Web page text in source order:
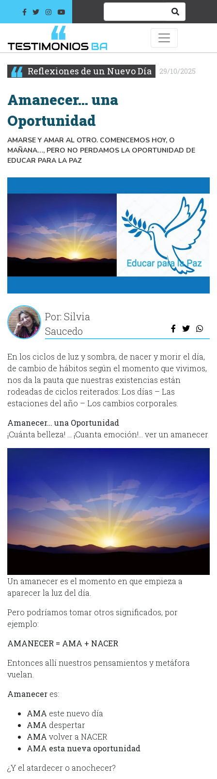
Reflexiones de un Nuevo Día 29/10/2025
Amanecer… una
Oportunidad
AMARSE Y AMAR AL OTRO. COMENCEMOS HOY, O
MAÑANA…, PERO NO PERDAMOS LA OPORTUNIDAD DE
EDUCAR PARA LA PAZ
Por: Silvia
Saucedo
En los ciclos de luz y sombra, de nacer y morir el día,
de cambio de hábitos según el momento que vivimos,
nos da la pauta que nuestras existencias están
rodeadas de ciclos reiterados: Los días – Las
estaciones del año – Los cambios corporales.
Amanecer… una Oportunidad
¡Cuánta belleza! … ¡Cuanta emoción!… ver un amanecer
Un amanecer es el momento en que empieza a
aparecer la luz del día.
Pero podríamos tomar otros significados, por
ejemplo:
AMANECER = AMA + NACER
Entonces allí nuestros pensamientos y metáfora
vuelan.
Amanecer es:
AMA este nuevo día
AMA despertar
AMA volver a NACER
AMA esta nueva oportunidad
¿Y el atardecer o anochecer?